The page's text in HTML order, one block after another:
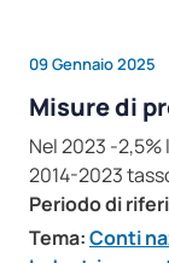
09 Gennaio 2025
Misure di
Nel 2023 -
2014-2023
Periodo di
Tema:Conti